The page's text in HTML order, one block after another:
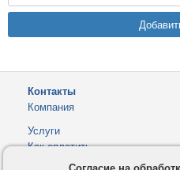
Контакты
Компания
Услуги
Как оплатить